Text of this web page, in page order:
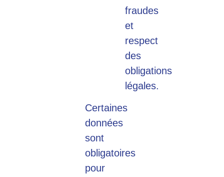
fraudes
et
respect
des
obligations
légales.
Certaines
données
sont
obligatoires
pour